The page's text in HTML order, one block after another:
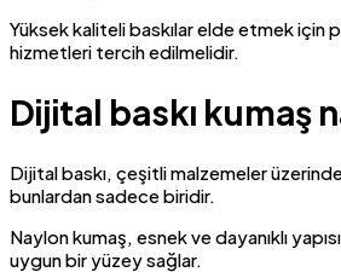
Yüksek kaliteli baskılar elde etmek için
hizmetleri tercih edilmelidir.
Dijital baskı kumaş
Dijital baskı, çeşitli malzemeler
bunlardan sadece biridir.
Naylon kumaş, esnek ve dayanıklı
uygun bir yüzey sağlar.